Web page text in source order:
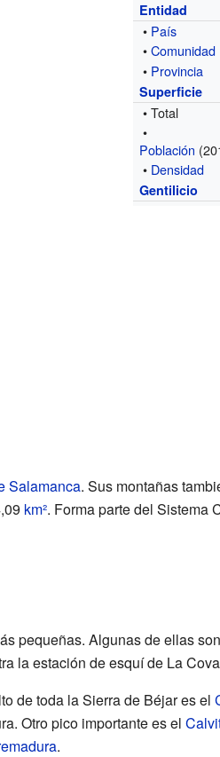
Entidad
• País
•Comunidad
• Provincia
Superficie
• Total
•
Población
• Densidad
Gentilicio
Salamanca. Sus montañas
km². Forma parte del Sistema
pequeñas. Algunas de ellas
la estación de esquí de La
de toda la Sierra de Béjar es el
Otro pico importante es el
.